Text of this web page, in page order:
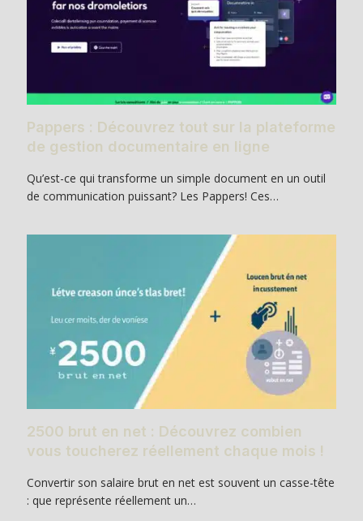
Pappers : Découvrez tout sur la plateforme
de gestion documentaire en ligne
Qu’est-ce qui transforme un simple document en un outil
de communication puissant? Les Pappers! Ces…
2500 brut en net : Découvrez combien
vous toucherez réellement chaque mois !
Convertir son salaire brut en net est souvent un casse-tête
: que représente réellement un…